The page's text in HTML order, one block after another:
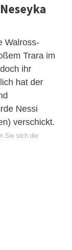
Walross-
Trara im
ihr
hat der
Nessi
verschickt.
Sie sich die